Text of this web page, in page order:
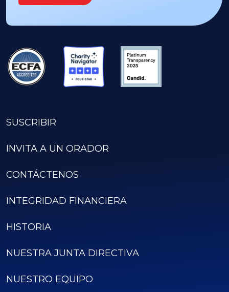
SUSCRIBIR
INVITA A UN ORADOR
CONTÁCTENOS
INTEGRIDAD FINANCIERA
HISTORIA
NUESTRA JUNTA DIRECTIVA
NUESTRO EQUIPO